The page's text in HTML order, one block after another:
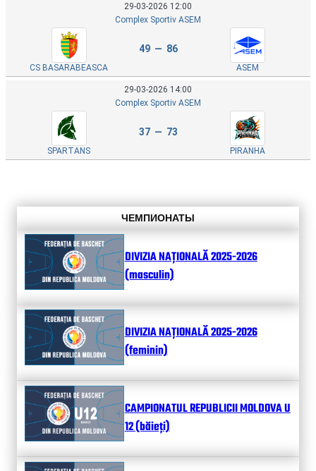
29-03-2026 12:00
Complex Sportiv ASEM
CS BASARABEASCA
49 — 86
ASEM
29-03-2026 14:00
Complex Sportiv ASEM
SPARTANS
37 — 73
PIRANHA
ЧЕМПИОНАТЫ
DIVIZIA NAȚIONALĂ 2025-2026
(masculin)
DIVIZIA NAȚIONALĂ 2025-2026
(feminin)
CAMPIONATUL REPUBLICII MOLDOVA U
12 (băieți)